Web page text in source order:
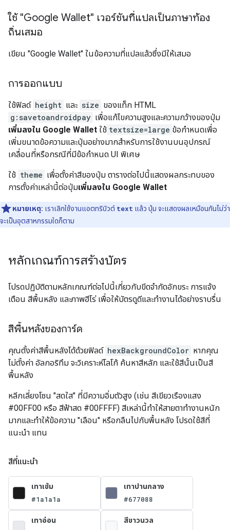
ใช้ "Google Wallet" เวอร์ชันที่แปลเป็นภาษาท้อง
ถิ่นเสมอ
เขียน "Google Wallet" ในข้อความที่แปลแล้วซึ่งมีให้เสมอ
การออกแบบ
ใช้ฟิลด์ height และ size ของแท็ก HTML
g:savetoandroidpay เพื่อแก้ไขความสูงและความกว้างของปุ่ม
เพิ่มลงใน Google Wallet ใช้ textsize=large ข้อกำหนดเพื่อ
เพิ่มขนาดข้อความและปุ่มอย่างมากสำหรับการใช้งานบนอุปกรณ์
เคลื่อนที่หรือกรณีที่มีข้อกำหนด UI พิเศษ
ใช้ theme เพื่อตั้งค่าสีของปุ่ม ตารางต่อไปนี้แสดงผลกระทบของ
การตั้งค่าเหล่านี้ต่อปุ่มเพิ่มลงใน Google Wallet
หมายเหตุ: เราเลิกใช้งานแอตทริบิวต์ text แล้ว ปุ่ม จะแสดงผลเหมือนกันไม่ว่า
จะเป็นอุตสาหกรรมใดก็ตาม
หลักเกณฑ์การสร้างบัตร
โปรดปฏิบัติตามหลักเกณฑ์ต่อไปนี้เกี่ยวกับขีดจำกัดอักขระ การแจ้ง
เตือน สีพื้นหลัง และภาพฮีโร่ เพื่อให้บัตรดูดีและทำงานได้อย่างราบรื่น
สีพื้นหลังของการ์ด
คุณตั้งค่าสีพื้นหลังได้ด้วยฟิลด์ hexBackgroundColor หากคุณ
ไม่ตั้งค่า อัลกอริทึม จะวิเคราะห์โลโก้ ค้นหาสีหลัก และใช้สีนั้นเป็นสี
พื้นหลัง
หลีกเลี่ยงโซน "สดใส" ที่มีความอิ่มตัวสูง (เช่น สีเขียวเรืองแสง
#00FF00 หรือ สีฟ้าสด #00FFFF) สีเหล่านี้ทำให้สายตาทำงานหนัก
มากและทำให้ข้อความ "เลือน" หรือกลืนไปกับพื้นหลัง โปรดใช้สีที่
แนะนำ แทน
สีที่แนะนำ
เทาเข้ม
#1a1a1a
เทาปานกลาง
#677088
เทาอ่อน สีขาวนวล